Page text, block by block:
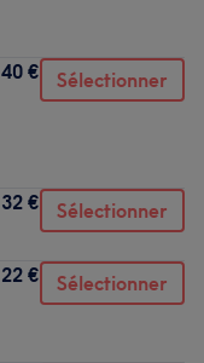
40 € Sélectionner
32 € Sélectionner
22 € Sélectionner